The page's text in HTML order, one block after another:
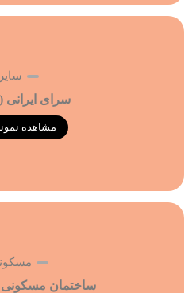
سایر
سرای ایرانی
مشاهده
ساختمان مسکونی